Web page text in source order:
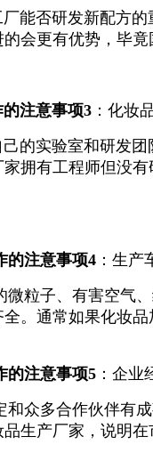
否研发新配方的
会更有优势，毕
注意事项3 ：化妆
实验室和研发团
家拥有工程师但没
的注意事项4 ： 生产
微粒子、有害空气
。通常如果化妆
注意事项5 ： 企业
多合作伙伴有成
生产厂家，说明